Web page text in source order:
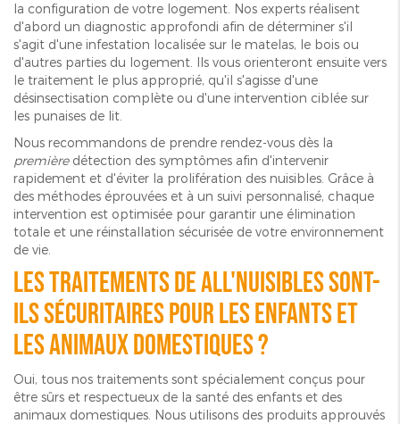
la configuration de votre logement. Nos experts réalisent
d'abord un diagnostic approfondi afin de déterminer s'il
s'agit d'une infestation localisée sur le matelas, le bois ou
d'autres parties du logement. Ils vous orienteront ensuite vers
le traitement le plus approprié, qu'il s'agisse d'une
désinsectisation complète ou d'une intervention ciblée sur
les punaises de lit.
Nous recommandons de prendre rendez-vous dès la
premièredétection des symptômes afin d'intervenir
rapidement et d'éviter la prolifération des nuisibles. Grâce à
des méthodes éprouvées et à un suivi personnalisé, chaque
intervention est optimisée pour garantir une élimination
totale et une réinstallation sécurisée de votre environnement
de vie.
Les traitements de ALL'NUISIBLES sont-
ils sécuritaires pour les enfants et
les animaux domestiques ?
Oui, tous nos traitements sont spécialement conçus pour
être sûrs et respectueux de la santé des enfants et des
animaux domestiques. Nous utilisons des produits approuvés